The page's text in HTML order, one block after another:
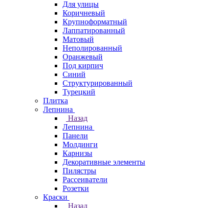
Для улицы
Коричневый
Крупноформатный
Лаппатированный
Матовый
Неполированный
Оранжевый
Под кирпич
Синий
Структурированный
Турецкий
Плитка
Лепнина
Назад
Лепнина
Панели
Молдинги
Карнизы
Декоративные элементы
Пилястры
Рассеиватели
Розетки
Краски
Назад